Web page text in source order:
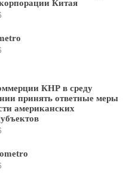
Китая
КНР в среду
принять ответные меры
американских